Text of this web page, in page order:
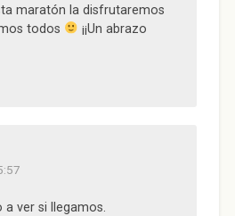
maratón la disfrutaremos
todos
¡¡Un abrazo
ver si llegamos.